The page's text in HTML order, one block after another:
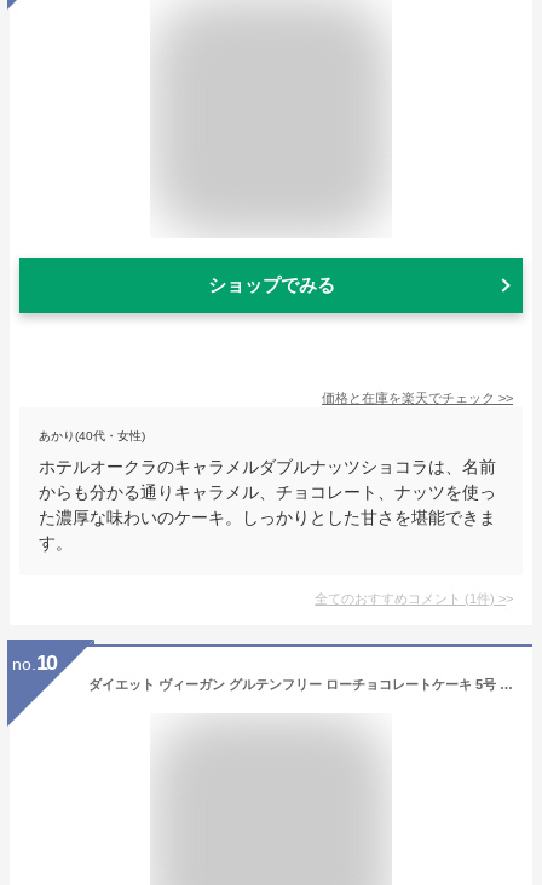
ショップでみる
価格と在庫を楽天でチェック >>
あかり(40代・女性)
ホテルオークラのキャラメルダブルナッツショコラは、名前
からも分かる通りキャラメル、チョコレート、ナッツを使っ
た濃厚な味わいのケーキ。しっかりとした甘さを堪能できま
す。
全てのおすすめコメント (1件) >
no. 10
ダイエット ヴィーガン グルテンフリー ローチョコレートケーキ 5号 日付指定 対応 可能 美味しい お祝い 有機カカオ 乳製品 卵 小麦粉 不使用 アレルギー対応 誕生日ケーキ お取り寄せ ベジタリアン ビーガン ローケーキ ロースイーツ 低カロリー MCT クリスマス お正月